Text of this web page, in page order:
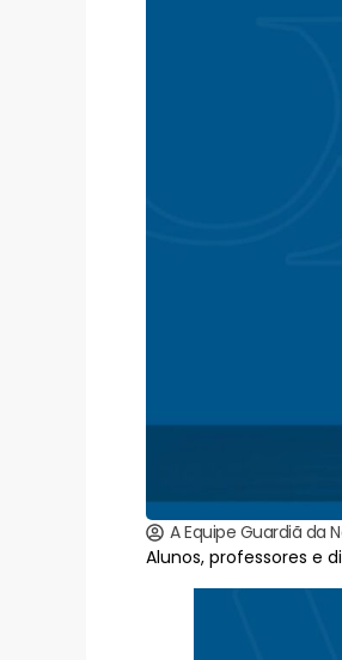
A Equipe Guardiã da
Alunos, professores e